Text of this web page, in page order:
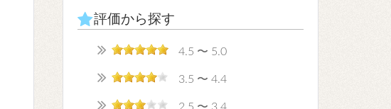
評価から探す
4.5 〜 5.0
3.5 〜 4.4
2.5 〜 3.4